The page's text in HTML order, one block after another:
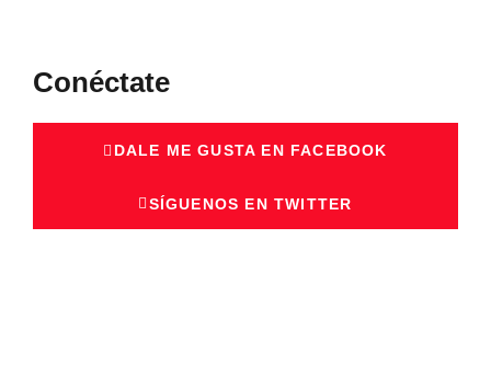
Conéctate
DALE ME GUSTA EN FACEBOOK
SÍGUENOS EN TWITTER